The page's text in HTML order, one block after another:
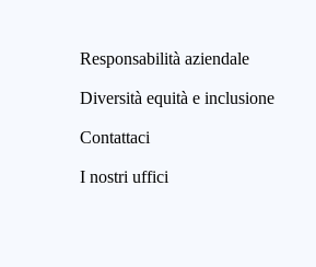
Responsabilità aziendale
Diversità equità e inclusione
Contattaci
I nostri uffici